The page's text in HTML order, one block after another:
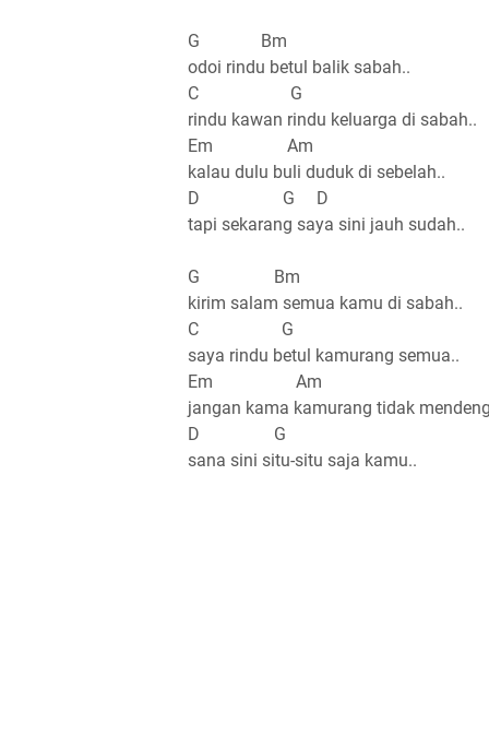
G Bm
odoi rindu betul balik sabah..
C G
rindu kawan rindu keluarga di sabah..
Em Am
kalau dulu buli duduk di sebelah..
D G D
tapi sekarang saya sini jauh sudah..
G Bm
kirim salam semua kamu di sabah..
C G
saya rindu betul kamurang semua..
Em Am
jangan kama kamurang tidak
D G
sana sini situ-situ saja kamu..